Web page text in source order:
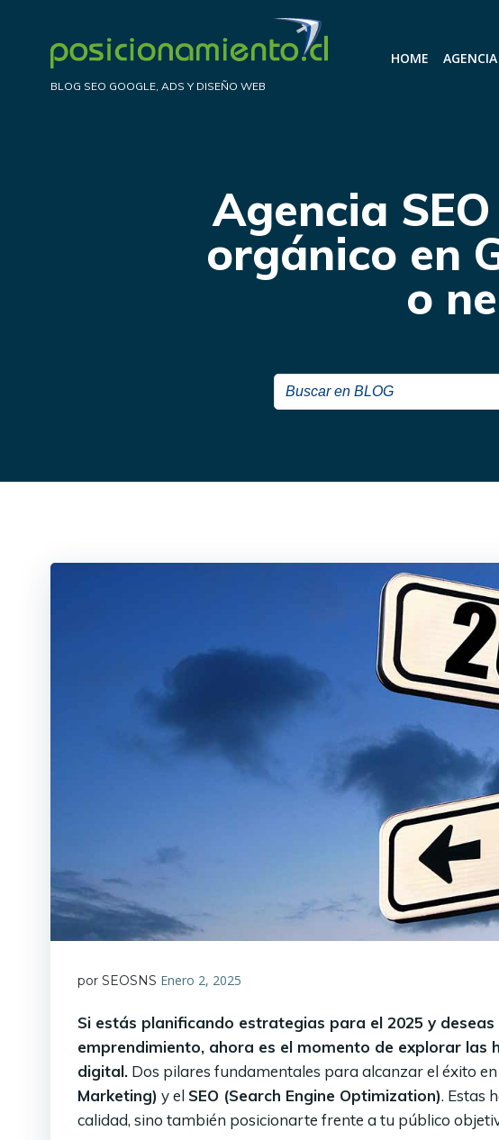
contenido
BLOG SEO GOOGLE, ADS Y DISEÑO WEB
HOME
Agencia
orgánico en
o
por SEOSNS Enero 2, 2025
Si estás planificando estrategias para el 2025 y
emprendimiento, ahora es el momento de explorar
digital. Dos pilares fundamentales para alcanzar el éxito
Marketing) y el SEO (Search Engine Optimization). Estas
calidad, sino también posicionarte frente a tu público